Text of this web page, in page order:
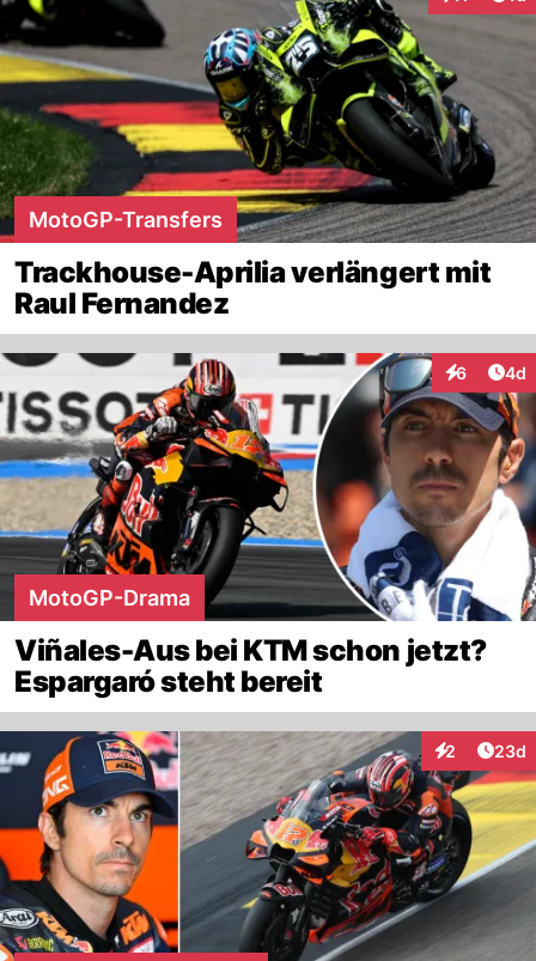
MotoGP-Transfers
Trackhouse-Aprilia verlängert mit
Raul Fernandez
6 4d
MotoGP-Drama
Viñales-Aus bei KTM schon jetzt?
Espargaró steht bereit
2
Interaktionen
23d